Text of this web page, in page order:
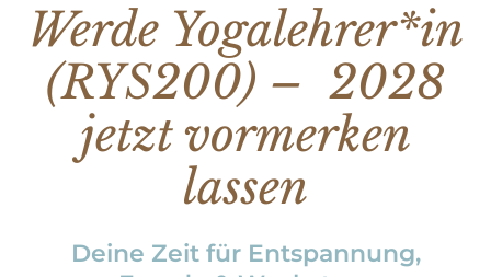
Werde Yogalehrer*in
(RYS200) – 2028
jetzt vormerken
lassen
Deine Zeit für Entspannung,